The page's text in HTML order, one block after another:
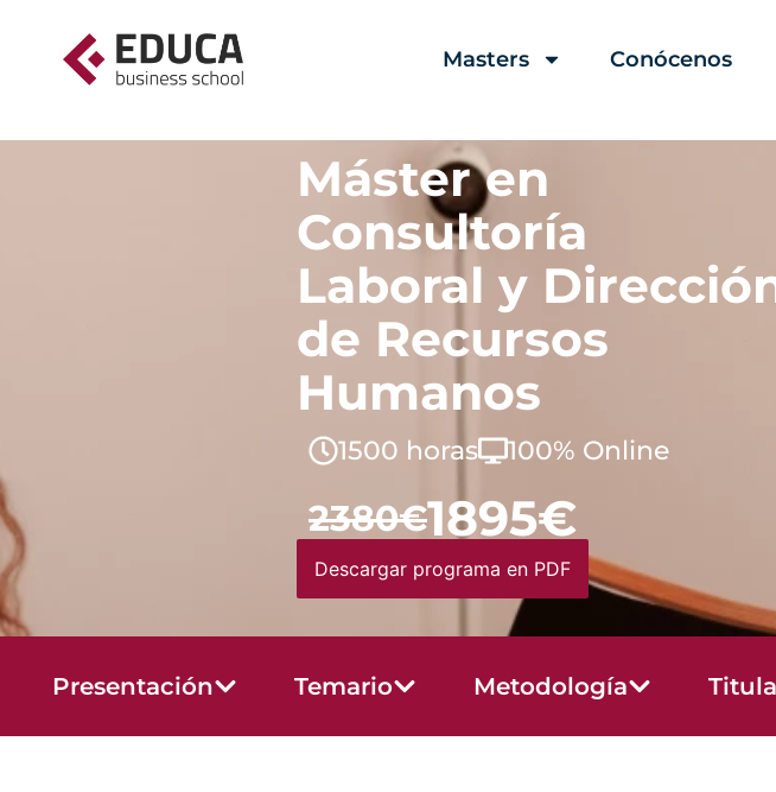
Masters Conócenos
Máster en
Consultoría
Laboral y
de Recursos
Humanos
1500 horas 100% Online
2380€1895€
Descargar programa en PDF
Presentación Temario Metodología